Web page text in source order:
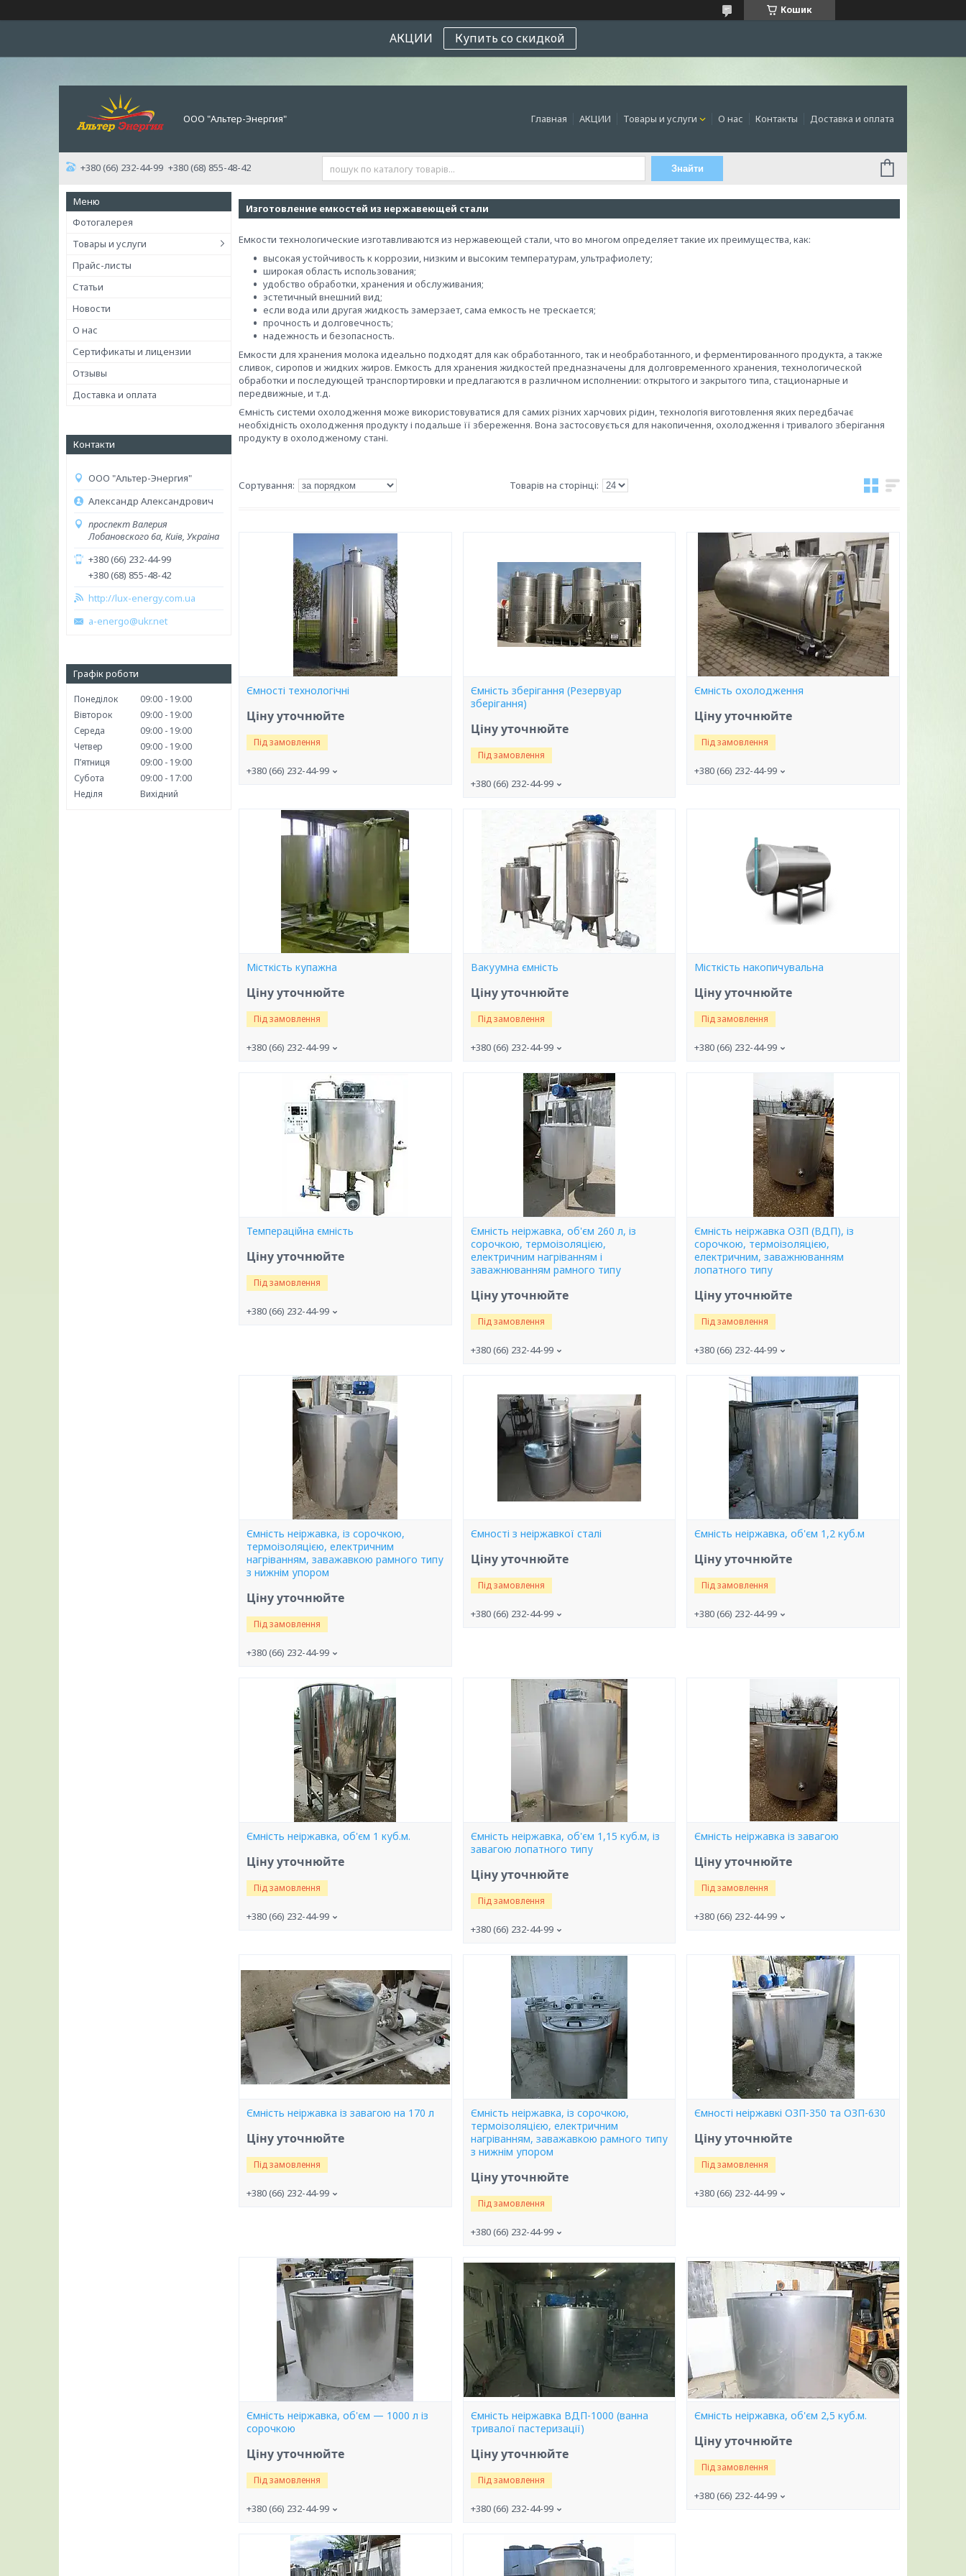
Кошик
АКЦИИ Купить со скидкой
ООО "Альтер-Энергия" Главная АКЦИИ Товары и услуги О нас Контакты Доставка и оплата
+380 (66) 232-44-99 +380 (68) 855-48-42 Знайти
Фотогалерея
Товары и услуги
Прайс-листы
Статьи
Новости
О нас
Сертификаты и лицензии
Отзывы
Доставка и оплата
Контакти
ООО "Альтер-Энергия"
Александр Александрович
проспект Валерия
Лобановского 6а, Київ, Україна
+380 (66) 232-44-99
+380 (68) 855-48-42
http://lux-energy.com.ua
a-energo@ukr.net
Графік роботи
Понеділок 09:00
19:00
Вівторок
09:00
19:00
Середа
09:00
19:00
Четвер
09:00
19:00
Пʼятниця
09:00
19:00
Субота
09:00
17:00
Неділя
Вихідний
Изготовление емкостей из нержавеющей стали
Емкости технологические изготавливаются из нержавеющей стали, что во многом определяет такие их преимущества, как:
высокая устойчивость к коррозии, низким и высоким температурам, ультрафиолету;
широкая область использования;
удобство обработки, хранения и обслуживания;
эстетичный внешний вид;
если вода или другая жидкость замерзает, сама емкость не трескается;
прочность и долговечность;
надежность и безопасность.
Емкости для хранения молока идеально подходят для как обработанного, так и необработанного, и ферментированного продукта, а также
сливок, сиропов и жидких жиров. Емкость для хранения жидкостей предназначены для долговременного хранения, технологической
обработки и последующей транспортировки и предлагаются в различном исполнении: открытого и закрытого типа, стационарные и
передвижные, и т.д.
Ємність системи охолодження може використовуватися для самих різних харчових рідин, технологія виготовлення яких передбачає
необхідність охолодження продукту і подальше її збереження. Вона застосовується для накопичення, охолодження і тривалого зберігання
продукту в охолодженому стані.
Ємності технологічні
Ціну уточнюйте
Під замовлення
+380 (66) 232-44-99
Ємність зберігання (Резервуар
зберігання)
Ціну уточнюйте
Під замовлення
+380 (66) 232-44-99
Ємність охолодження
Ціну уточнюйте
Під замовлення
+380 (66) 232-44-99
Місткість купажна
Ціну уточнюйте
Під замовлення
+380 (66) 232-44-99
Вакуумна ємність
Ціну уточнюйте
Під замовлення
+380 (66) 232-44-99
Місткість накопичувальна
Ціну уточнюйте
Під замовлення
+380 (66) 232-44-99
Темпераційна ємність
Ціну уточнюйте
Під замовлення
+380 (66) 232-44-99
Ємність неіржавка, об'єм 260 л, із
сорочкою, термоізоляцією,
електричним нагріванням і
заважнюванням рамного типу
Ціну уточнюйте
Під замовлення
+380 (66) 232-44-99
Ємність неіржавка ОЗП (ВДП), із
сорочкою, термоізоляцією,
електричним, заважнюванням
лопатного типу
Ціну уточнюйте
Під замовлення
+380 (66) 232-44-99
Ємність неіржавка, із сорочкою,
термоізоляцією, електричним
нагріванням, заважавкою рамного типу
з нижнім упором
Ціну уточнюйте
Під замовлення
+380 (66) 232-44-99
Ємності з неіржавкої сталі
Ціну уточнюйте
Під замовлення
+380 (66) 232-44-99
Ємність неіржавка, об'єм 1,2 куб.м
Ціну уточнюйте
Під замовлення
+380 (66) 232-44-99
Ємність неіржавка, об'єм 1 куб.м.
Ціну уточнюйте
Під замовлення
+380 (66) 232-44-99
Ємність неіржавка, об'єм 1,15 куб.м, із
завагою лопатного типу
Ціну уточнюйте
Під замовлення
+380 (66) 232-44-99
Ємність неіржавка із завагою
Ціну уточнюйте
Під замовлення
+380 (66) 232-44-99
Ємність неіржавка із завагою на 170 л
Ціну уточнюйте
Під замовлення
+380 (66) 232-44-99
Ємність неіржавка, із сорочкою,
термоізоляцією, електричним
нагріванням, заважавкою рамного типу
з нижнім упором
Ціну уточнюйте
Під замовлення
+380 (66) 232-44-99
Ємності неіржавкі ОЗП-350 та ОЗП-630
Ціну уточнюйте
Під замовлення
+380 (66) 232-44-99
Ємність неіржавка, об'єм — 1000 л із
сорочкою
Ціну уточнюйте
Під замовлення
+380 (66) 232-44-99
Ємність неіржавка ВДП-1000 (ванна
тривалої пастеризації)
Ціну уточнюйте
Під замовлення
+380 (66) 232-44-99
Ємність неіржавка, об'єм 2,5 куб.м.
Ціну уточнюйте
Під замовлення
+380 (66) 232-44-99